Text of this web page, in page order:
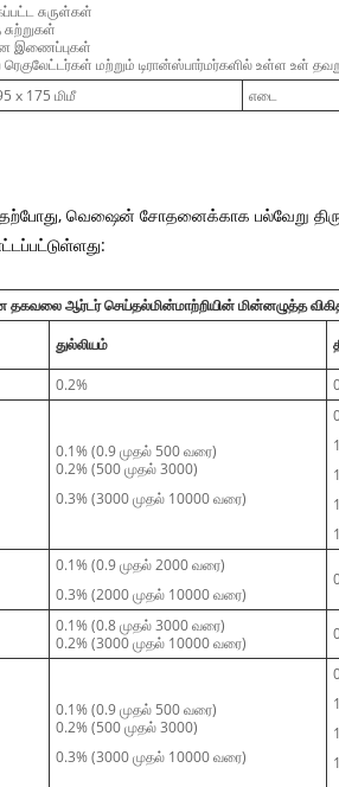
சுருள்கள்
இணைப்புகள்
மற்றும் டிரான்ஸ்பார்மர்களில் உள்ள உள்
x 175 மிமீ எடை
​​வெஷைன் சோதனைக்காக பல்வேறு
தகவலை ஆர்டர் செய்தல்மின்மாற்றியின் மின்னழுத்த
துல்லியம்
0.2%
0.1% (0.9 முதல் 500 வரை)
0.2% (500 முதல் 3000)
0.3% (3000 முதல் 10000 வரை)
0.1% (0.9 முதல் 2000 வரை)
0.3% (2000 முதல் 10000 வரை)
0.1% (0.8 முதல் 3000 வரை)
0.2% (3000 முதல் 10000 வரை)
0.1% (0.9 முதல் 500 வரை)
0.2% (500 முதல் 3000)
0.3% (3000 முதல் 10000 வரை)